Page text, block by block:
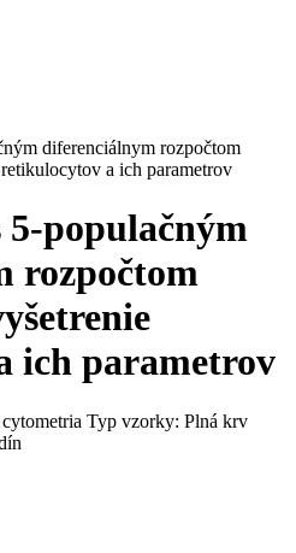
diferenciálnym rozpočtom
a ich parametrov
populačným
rozpočtom
ich parametrov
Typ vzorky: Plná krv